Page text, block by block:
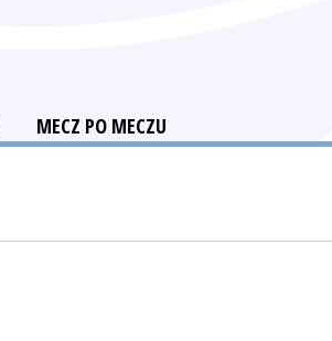
MECZ PO MECZU